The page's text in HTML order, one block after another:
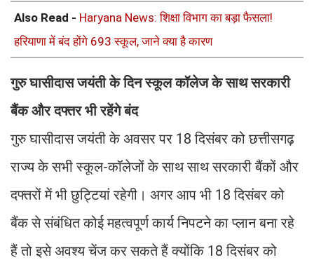
Also Read - Haryana News: शिक्षा विभाग का बड़ा फैसला!
हरियाणा में बंद होंगे 693 स्कूल, जाने क्या है कारण
गुरु घासीदास जयंती के दिन स्कूल कॉलेज के साथ सरकारी
बैंक और दफ्तर भी रहेंगे बंद
गुरु घासीदास जयंती के अवसर पर 18 दिसंबर को छत्तीसगढ़
राज्य के सभी स्कूल-कॉलेजों के साथ साथ सरकारी बैंकों और
दफ्तरों में भी छुट्टियां रहेगी। अगर आप भी 18 दिसंबर को
बैंक से संबंधित कोई महत्वपूर्ण कार्य निपटने का प्लान बना रहे
हैं तो इसे अवश्य चेंज कर सकते हैं क्योंकि 18 दिसंबर को